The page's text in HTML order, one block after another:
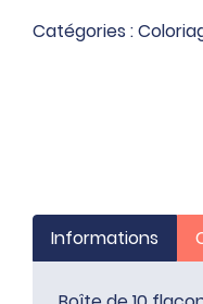
Catégories :
Informations